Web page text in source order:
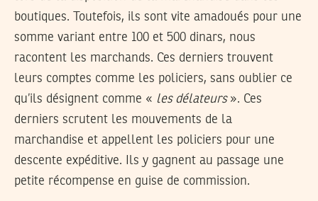
boutiques. Toutefois, ils sont vite amadoués pour une
somme variant entre 100 et 500 dinars, nous
racontent les marchands. Ces derniers trouvent
leurs comptes comme les policiers, sans oublier ce
qu’ils désignent comme « les délateurs». Ces
derniers scrutent les mouvements de la
marchandise et appellent les policiers pour une
descente expéditive. Ils y gagnent au passage une
petite récompense en guise de commission.